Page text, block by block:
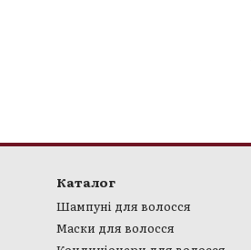
Каталог
Шампуні для волосся
Маски для волосся